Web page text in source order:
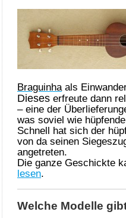
Braguinhaals
Dieses erfreute dann
– eine der
was soviel wie
Schnell hat sich der
von da seinen
angetreten.
Die ganze Geschickte
lesen.
Welche Modelle